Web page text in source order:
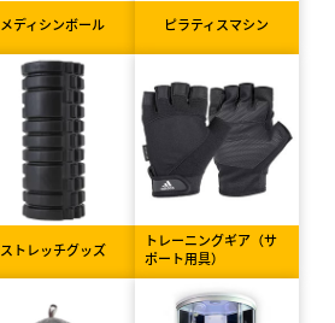
メディシンボール ピラティスマシン
ストレッチグッズ
トレーニングギア（サ
ポート用具）